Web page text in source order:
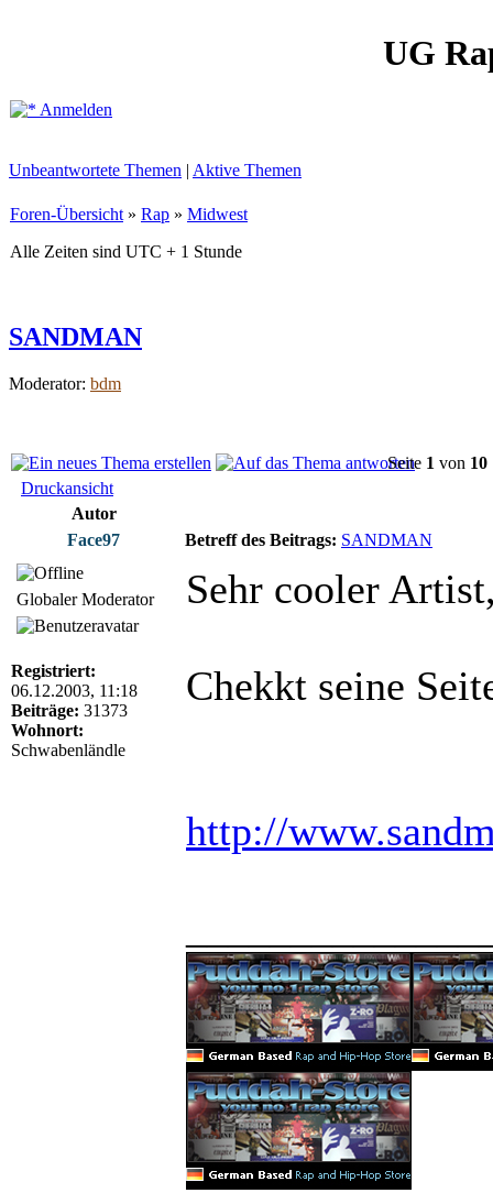
UG
Anmelden
Unbeantwortete Themen | Aktive Themen
Foren-Übersicht » Rap » Midwest
Alle Zeiten sind UTC + 1 Stunde
SANDMAN
Moderator: bdm
Seite 1 von 10
Druckansicht
Autor
Face97
Betreff des Beitrags: SANDMAN
Globaler Moderator
Registriert:
06.12.2003, 11:18
Beiträge: 31373
Wohnort:
Schwabenländle
Sehr cooler
Chekkt seine
http://